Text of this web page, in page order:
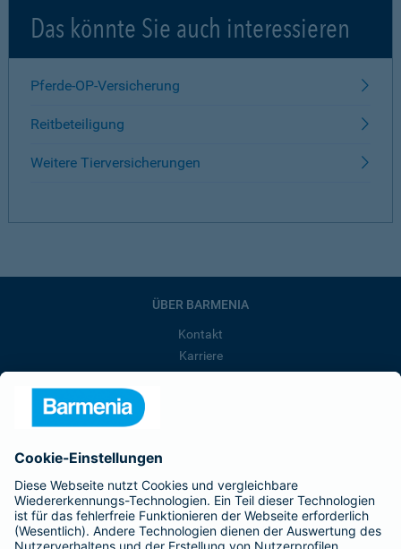
Das könnte Sie auch interessieren
Pferde-OP-Versicherung
Reitbeteiligung
Weitere Tierversicherungen
ÜBER BARMENIA
Kontakt
Karriere
Barmenia ist Teil der BarmeniaGothaer
BELIEBTE SEITEN
Kranken-Zusatzversicherung